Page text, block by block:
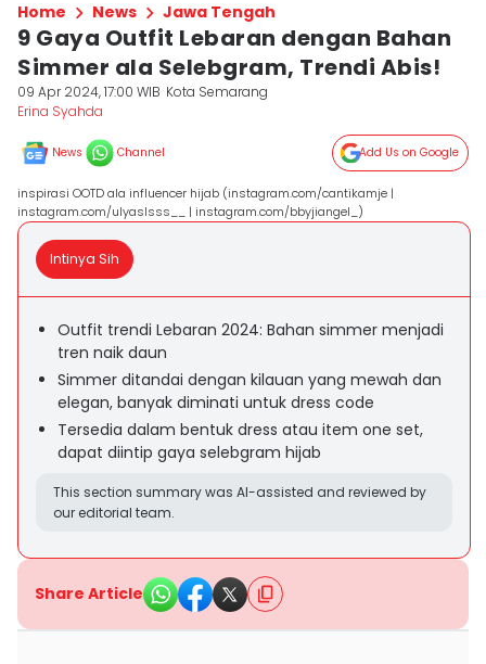
Home News Jawa Tengah
9 Gaya Outfit Lebaran dengan Bahan
Simmer ala Selebgram, Trendi Abis!
09 Apr 2024, 17:00 WIB Kota Semarang
Erina Syahda
News Channel Add Us on Google
inspirasi OOTD ala influencer hijab (instagram.com/cantikamje |
instagram.com/ulyaslsss__ | instagram.com/bbyjiangel_)
Intinya Sih
Outfit trendi Lebaran 2024: Bahan simmer menjadi
tren naik daun
Simmer ditandai dengan kilauan yang mewah dan
elegan, banyak diminati untuk dress code
Tersedia dalam bentuk dress atau item one set,
dapat diintip gaya selebgram hijab
This section summary was AI-assisted and reviewed by
our editorial team.
Share Article